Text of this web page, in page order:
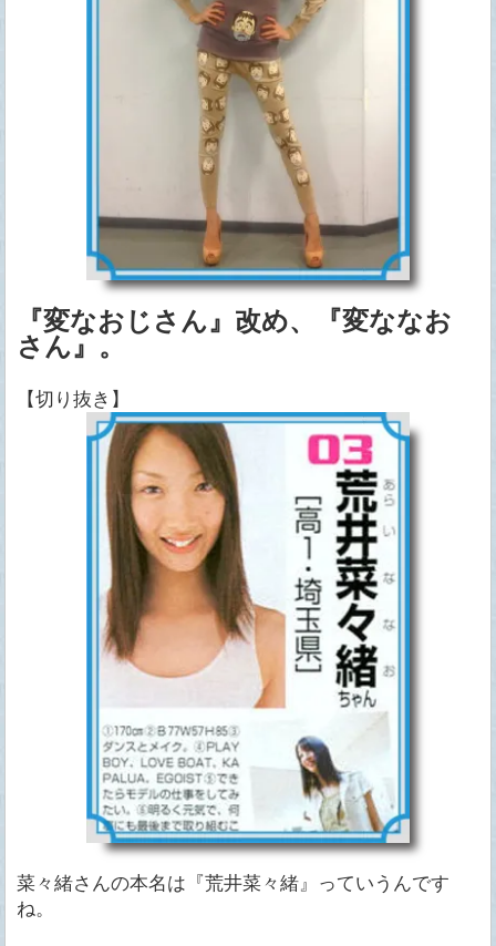
『変なおじさん』改め、『変ななお
さん』。
【切り抜き】
菜々緒さんの本名は『荒井菜々緒』っていうんです
ね。